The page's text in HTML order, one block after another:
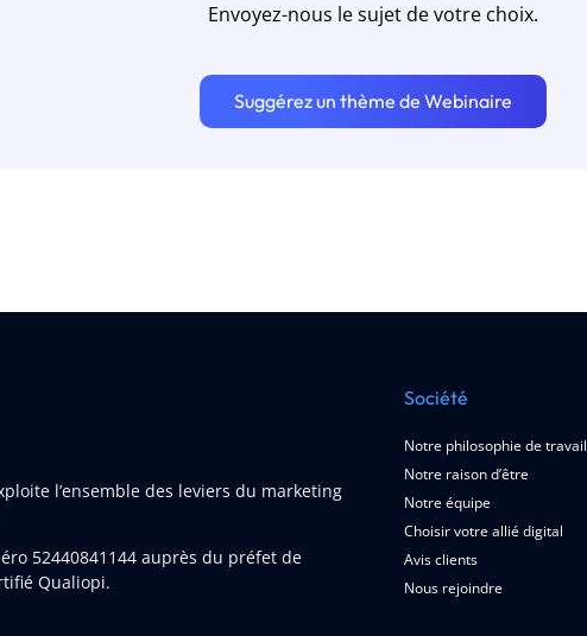
Envoyez-nous le sujet de votre choix.
Suggérez un thème de Webinaire
l’ensemble des leviers du marketing
52440841144auprès du préfet de
Qualiopi.
Société
Notre philosophie de travail
Notre raison d’être
Notre équipe
Choisir votre allié digital
Avis clients
Nous rejoindre